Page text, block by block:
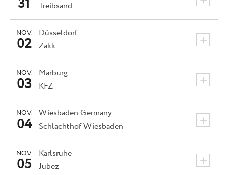
Treibsand
Düsseldorf +
NOV.
02 Zakk
Marburg +
NOV.
03 KFZ
Wiesbaden Germany +
NOV.
04 Schlachthof Wiesbaden
Karlsruhe +
NOV.
05 Jubez